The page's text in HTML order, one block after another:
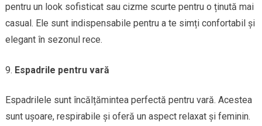
pentru un look sofisticat sau cizme scurte pentru o ținută mai
casual. Ele sunt indispensabile pentru a te simți confortabil și
elegant în sezonul rece.
Espadrile pentru vară
Espadrilele sunt încălțămintea perfectă pentru vară. Acestea
sunt ușoare, respirabile și oferă un aspect relaxat și feminin.